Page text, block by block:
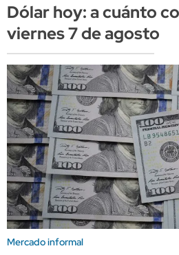
Dólar hoy: a cuánto
viernes 7 de agosto
Mercado informal